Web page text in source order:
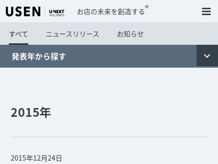
お店の未来を創造する®
すべて ニュースリリース お知らせ
発表年から探す
2015年
2015年12月24日